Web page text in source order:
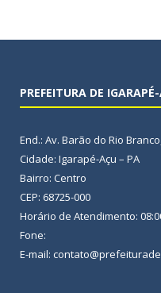
PREFEITURA DE
End.: Av. Barão do Rio
Cidade: Igarapé-Açu – PA
Bairro: Centro
CEP: 68725-000
Horário de Atendimento:
Fone:
E-mail: